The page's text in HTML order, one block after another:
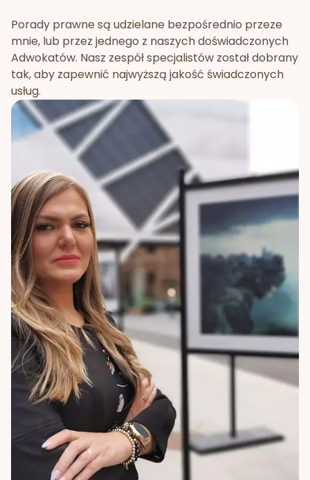
Porady prawne są udzielane bezpośrednio przeze
mnie, lub przez jednego z naszych doświadczonych
Adwokatów. Nasz zespół specjalistów został dobrany
tak, aby zapewnić najwyższą jakość świadczonych
usług.